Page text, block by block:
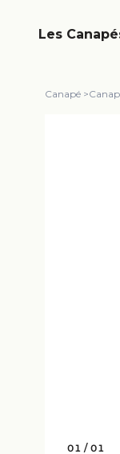
Les
Canapé >
01 /01